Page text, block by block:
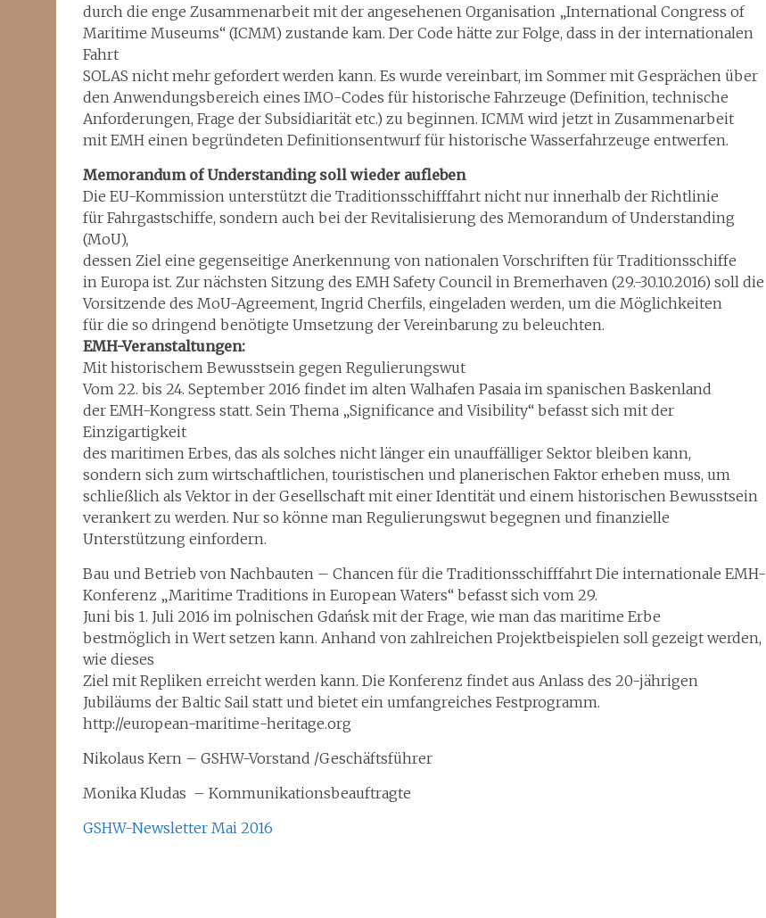
durch die enge Zusammenarbeit mit der angesehenen Organisation „International Congress of
Maritime Museums“ (ICMM) zustande kam. Der Code hätte zur Folge, dass in der internationalen
Fahrt
SOLAS nicht mehr gefordert werden kann. Es wurde vereinbart, im Sommer mit Gesprächen über
den Anwendungsbereich eines IMO-Codes für historische Fahrzeuge (Definition, technische
Anforderungen, Frage der Subsidiarität etc.) zu beginnen. ICMM wird jetzt in Zusammenarbeit
mit EMH einen begründeten Definitionsentwurf für historische Wasserfahrzeuge entwerfen.
Memorandum of Understanding soll wieder aufleben
Die EU-Kommission unterstützt die Traditionsschifffahrt nicht nur innerhalb der Richtlinie
für Fahrgastschiffe, sondern auch bei der Revitalisierung des Memorandum of Understanding
(MoU),
dessen Ziel eine gegenseitige Anerkennung von nationalen Vorschriften für Traditionsschiffe
in Europa ist. Zur nächsten Sitzung des EMH Safety Council in Bremerhaven (29.-30.10.2016) soll die
Vorsitzende des MoU-Agreement, Ingrid Cherfils, eingeladen werden, um die Möglichkeiten
für die so dringend benötigte Umsetzung der Vereinbarung zu beleuchten.
EMH-Veranstaltungen:
Mit historischem Bewusstsein gegen Regulierungswut
Vom 22. bis 24. September 2016 findet im alten Walhafen Pasaia im spanischen Baskenland
der EMH-Kongress statt. Sein Thema „Significance and Visibility“ befasst sich mit der
Einzigartigkeit
des maritimen Erbes, das als solches nicht länger ein unauffälliger Sektor bleiben kann,
sondern sich zum wirtschaftlichen, touristischen und planerischen Faktor erheben muss, um
schließlich als Vektor in der Gesellschaft mit einer Identität und einem historischen Bewusstsein
verankert zu werden. Nur so könne man Regulierungswut begegnen und finanzielle
Unterstützung einfordern.
Bau und Betrieb von Nachbauten – Chancen für die Traditionsschifffahrt Die internationale EMH-
Konferenz „Maritime Traditions in European Waters“ befasst sich vom 29.
Juni bis 1. Juli 2016 im polnischen Gdańsk mit der Frage, wie man das maritime Erbe
bestmöglich in Wert setzen kann. Anhand von zahlreichen Projektbeispielen soll gezeigt werden,
wie dieses
Ziel mit Repliken erreicht werden kann. Die Konferenz findet aus Anlass des 20-jährigen
Jubiläums der Baltic Sail statt und bietet ein umfangreiches Festprogramm.
http://european-maritime-heritage.org
Nikolaus Kern – GSHW-Vorstand /Geschäftsführer
Monika Kludas – Kommunikationsbeauftragte
GSHW-Newsletter Mai 2016